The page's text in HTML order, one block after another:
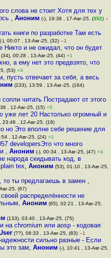
слова не стоит Хотя для тех у
, Аноним (-), 19:38 , 17-Авг-25, (352) –
книги по разработке Там есть
(-), 00:07 , 13-Авг-25, (32) –1
Никто и не ожидал, что он будет
(34), 00:28 , 13-Авг-25, (44) +1
а ему нет это предвзято, что
(53) +4
пусть отвечает за себя, а весь
(233), 13:59 , 13-Авг-25, (164)
читать Пострадают от этого
, 12-Авг-25, (15) +5
уже лет 20 Настолько огромный и
23:46 , 12-Авг-25, (19)
но Это вполне себе решение для
, 12-Авг-25, (24) +1
developersЭто что много
,Аноним (-), 00:34 , 13-Авг-25, (47) +4
народа скидывать код, в
tex, Аноним (53), 01:10 , 13-Авг-25,
то ты предлагаешь в замен ,
25, (67)
распределённости не
,Аноним (65), 02:21 , 13-Авг-25,
(133), 03:40 , 13-Авг-25, (75)
на chromium или aosp - кодовая
(??), 06:33 , 13-Авг-25, (83) –1
сильно разные - Если
это зам,Аноним (-), 10:41 , 13-Авг-25,